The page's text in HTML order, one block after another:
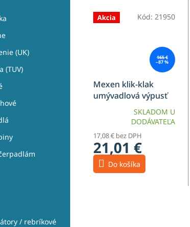
(UK)
(TUV)
/ rebríkové
Akcia
165 €
–87 %
Mexen klik-klak
umývadlová výpusť
bez prepadu guľatá
keramická hnedá
SKLADOM U
DODÁVATEĽA
17,08 € bez DPH
21,01 €
Do košíka
Kód: 21950